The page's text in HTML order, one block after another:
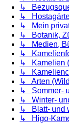
↳
↳
↳ Mein
↳ Botanik,
↳ Medien,
↳
↳ Kamelien
↳
↳ Arten
↳ Sommer-
↳ Winter-
↳ Blatt- und
↳ Higo-